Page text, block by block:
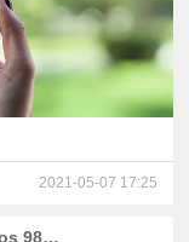
2021-05-07 17:25
这就是Galaxy S10的SoC！三星发布Exynos 9820，8nm工艺